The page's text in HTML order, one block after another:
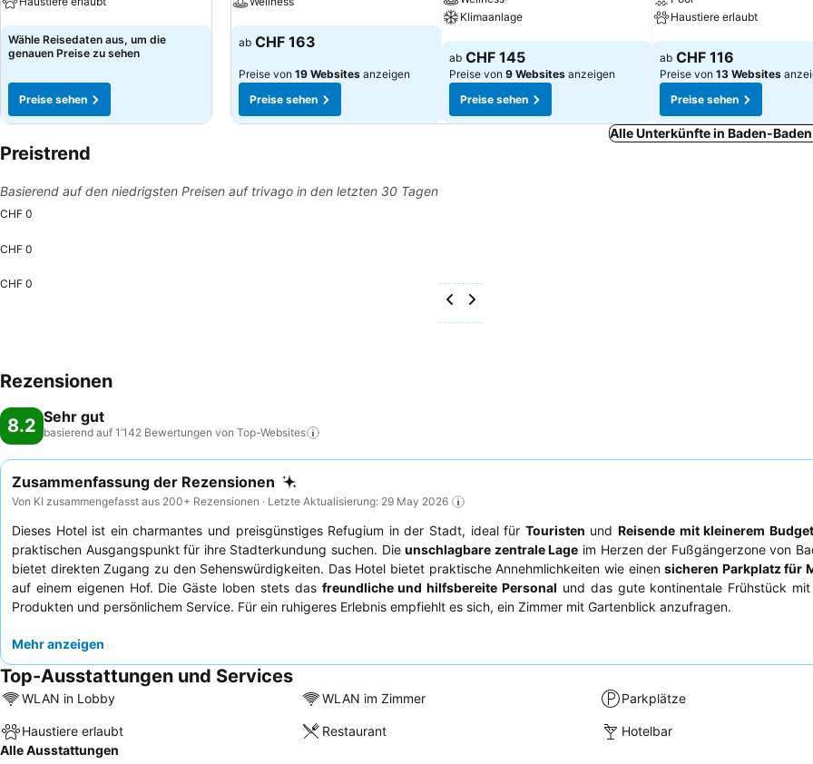
Preise sehen
Wähle Reisedaten aus, um die
genauen Preise zu sehen
Preise sehen
Preise sehen
ab CHF 163
Preise von 19 Websites anzeigen
Preise sehen
Klimaanlage
Preise sehen
ab CHF 145
Preise von 9 Websites anzeigen
Preise sehen
Haustiere erlaubt
Preise sehen
ab CHF 116
Preise von 13 Websites
Preise sehen
Alle Unterkünfte in Baden-
Preistrend
Basierend auf den niedrigsten Preisen auf trivago in den letzten 30 Tagen
CHF 0
CHF 0
CHF 0
Rezensionen
8.2 Sehr gut
basierend auf 1’142 Bewertungen von Top-Websites
Zusammenfassung der Rezensionen
Von KI zusammengefasst aus 200+ Rezensionen · Letzte Aktualisierung: 29 May 2026
Dieses Hotel ist ein charmantes und preisgünstiges Refugium in der Stadt, ideal für Touristen undReisende mit kleinerem Budget
praktischen Ausgangspunkt für ihre Stadterkundung suchen. Dieunschlagbare zentrale Lage im Herzen der Fußgängerzone von
bietet direkten Zugang zu den Sehenswürdigkeiten. Das Hotel bietet praktische Annehmlichkeiten wie einensicheren Parkplatz für
auf einem eigenen Hof. Die Gäste loben stets das freundliche und hilfsbereite Personal und das gute kontinentale Frühstück mit
Produkten und persönlichem Service. Für ein ruhigeres Erlebnis empfiehlt es sich, ein Zimmer mit Gartenblick anzufragen.
Mehr anzeigen
Top-Ausstattungen und Services
WLAN in Lobby WLAN im Zimmer Parkplätze
Haustiere erlaubt Restaurant
Hotelbar
Alle Ausstattungen